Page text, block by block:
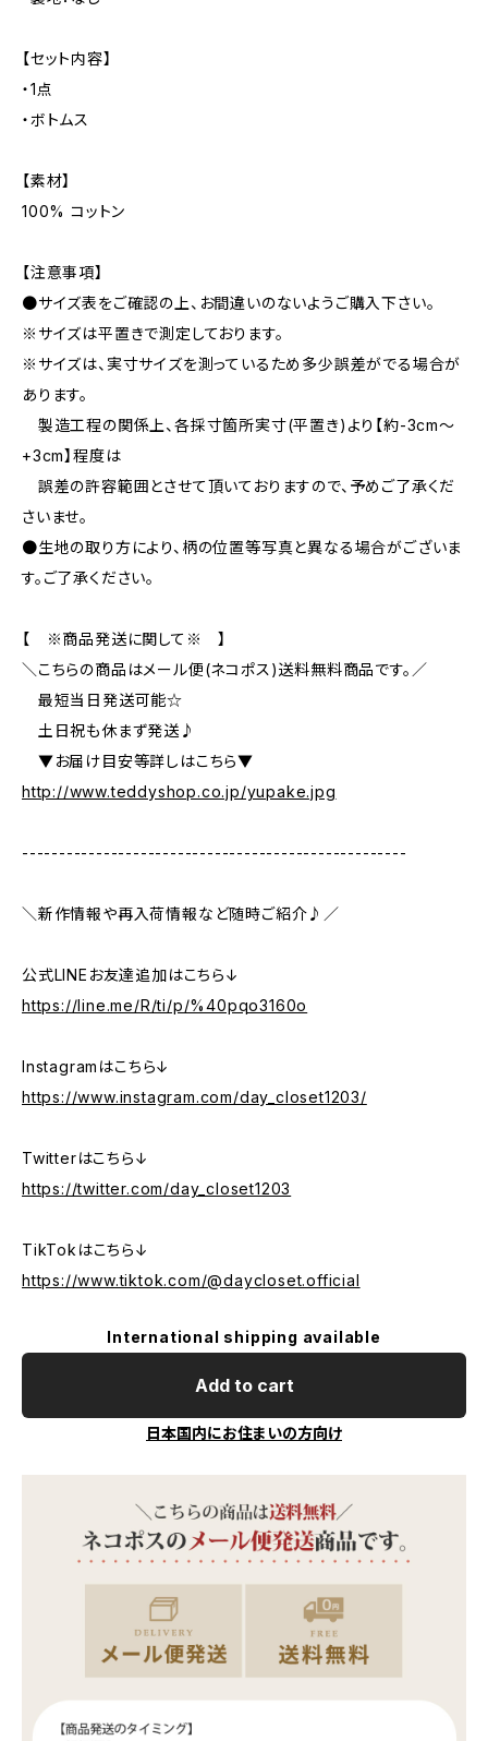
【セット内容】
・1点
・ボトムス
【素材】
100% コットン
【注意事項】
●サイズ表をご確認の上、お間違いのないようご購入下さい。
※サイズは平置きで測定しております。
※サイズは、実寸サイズを測っているため多少誤差がでる場合が
あります。
製造工程の関係上、各採寸箇所実寸(平置き)より【約-3cm〜
+3cm】程度は
誤差の許容範囲とさせて頂いておりますので、予めご了承くだ
さいませ。
●生地の取り方により、柄の位置等写真と異なる場合がございま
す。ご了承ください。
【 ※商品発送に関して※ 】
＼こちらの商品はメール便(ネコポス)送料無料商品です。／
最短当日発送可能☆
土日祝も休まず発送♪
▼お届け目安等詳しはこちら▼
http://www.teddyshop.co.jp/yupake.jpg
----------------------------------------------------
＼新作情報や再入荷情報など随時ご紹介♪／
公式LINEお友達追加はこちら↓
https://line.me/R/ti/p/%40pqo3160o
Instagramはこちら↓
https://www.instagram.com/day_closet1203/
Twitterはこちら↓
https://twitter.com/day_closet1203
TikTokはこちら↓
https://www.tiktok.com/@daycloset.official
International shipping available
Add to cart
日本国内にお住まいの方向け